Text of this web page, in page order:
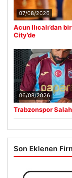
07/08/2026
Acun Ilıcalı’dan
City’de
06/08/2026
Trabzonspor
Son Eklenen